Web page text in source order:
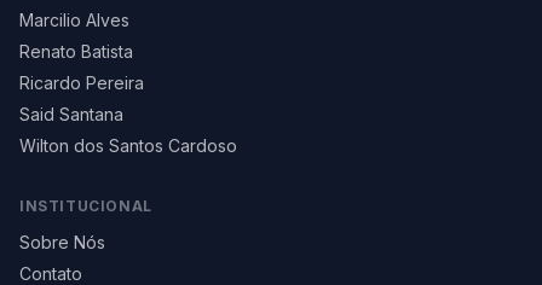
Marcilio Alves
Renato Batista
Ricardo Pereira
Said Santana
Wilton dos Santos Cardoso
INSTITUCIONAL
Sobre Nós
Contato